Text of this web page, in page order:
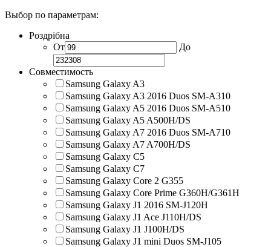
Выбор по параметрам:
Роздрібна
От
До
Совместимость
Samsung Galaxy A3
Samsung Galaxy A3 2016 Duos SM-A310
Samsung Galaxy A5 2016 Duos SM-A510
Samsung Galaxy A5 A500H/DS
Samsung Galaxy A7 2016 Duos SM-A710
Samsung Galaxy A7 A700H/DS
Samsung Galaxy C5
Samsung Galaxy C7
Samsung Galaxy Core 2 G355
Samsung Galaxy Core Prime G360H/G361H
Samsung Galaxy J1 2016 SM-J120H
Samsung Galaxy J1 Ace J110H/DS
Samsung Galaxy J1 J100H/DS
Samsung Galaxy J1 mini Duos SM-J105